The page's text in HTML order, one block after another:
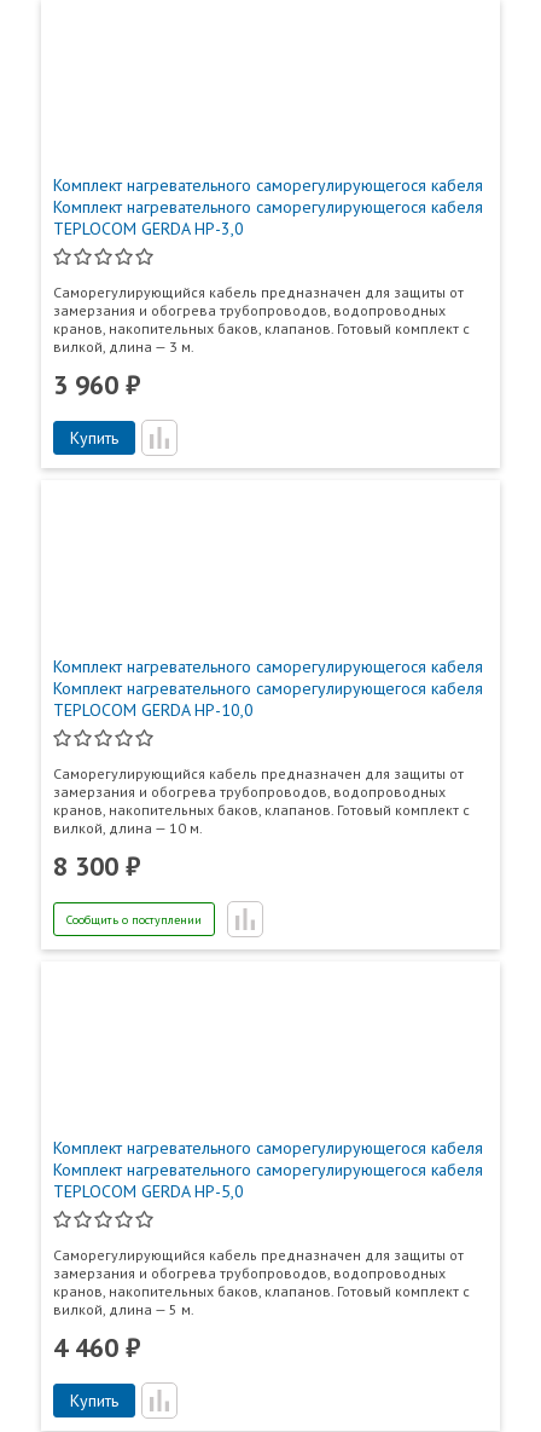
Комплект нагревательного саморегулирующегося кабеля
Комплект нагревательного саморегулирующегося кабеля
TEPLOCOM GERDA HP-3,0
Саморегулирующийся кабель предназначен для защиты от
замерзания и обогрева трубопроводов, водопроводных
кранов, накопительных баков, клапанов. Готовый комплект с
вилкой, длина — 3 м.
3 960 ₽
Купить
Комплект нагревательного саморегулирующегося кабеля
Комплект нагревательного саморегулирующегося кабеля
TEPLOCOM GERDA HP-10,0
Саморегулирующийся кабель предназначен для защиты от
замерзания и обогрева трубопроводов, водопроводных
кранов, накопительных баков, клапанов. Готовый комплект с
вилкой, длина — 10 м.
8 300 ₽
Сообщить о поступлении
Комплект нагревательного саморегулирующегося кабеля
Комплект нагревательного саморегулирующегося кабеля
TEPLOCOM GERDA HP-5,0
Саморегулирующийся кабель предназначен для защиты от
замерзания и обогрева трубопроводов, водопроводных
кранов, накопительных баков, клапанов. Готовый комплект с
вилкой, длина — 5 м.
4 460 ₽
Купить